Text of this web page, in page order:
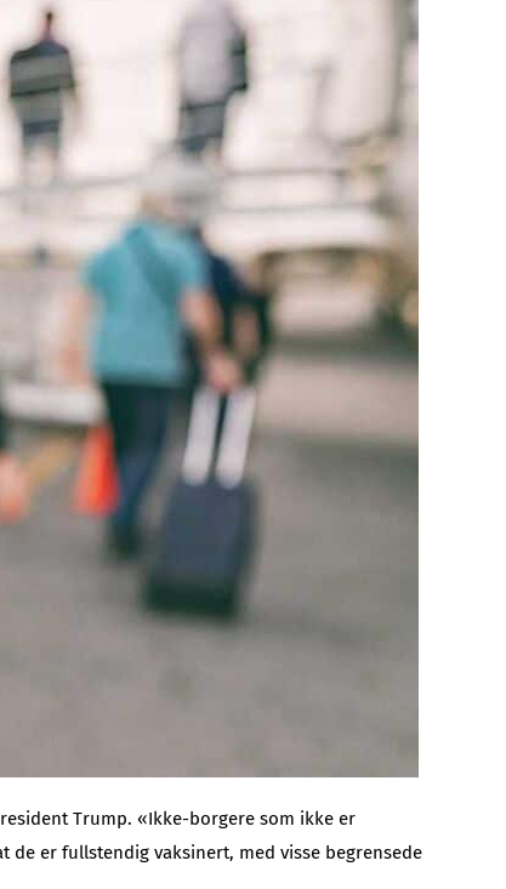
Trump. «Ikke-borgere som ikke er
de er fullstendig vaksinert, med visse begrensede